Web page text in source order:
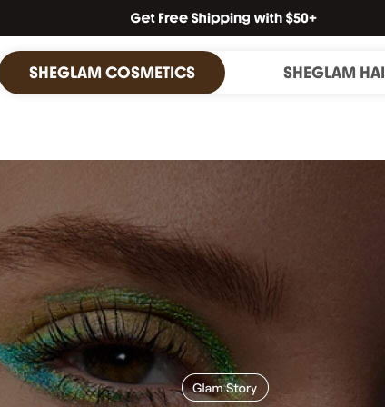
SHEGLAM COSMETICS SHEGLAM